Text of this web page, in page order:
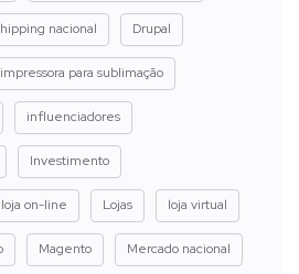
nacional Drupal
impressora para sublimação
influenciadores
Investimento
loja on-line Lojas loja virtual
Magento Mercado nacional